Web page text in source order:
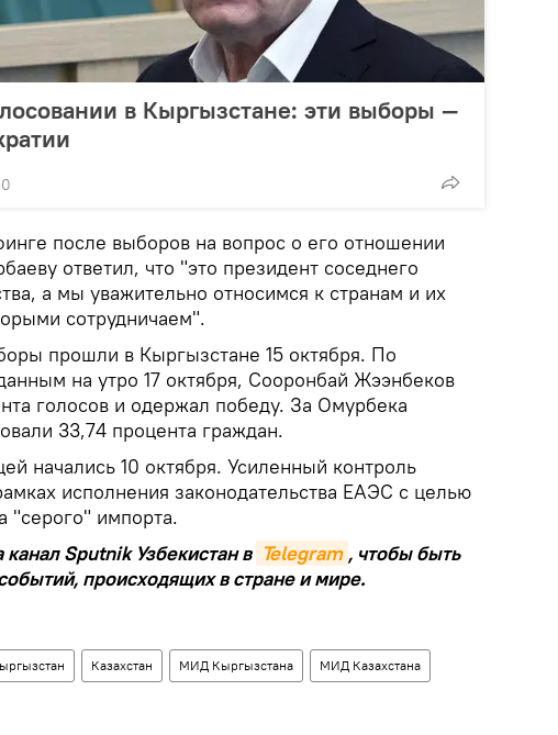
в Кыргызстане: эти выборы —
после выборов на вопрос о его отношении
ответил, что "это президент соседнего
а мы уважительно относимся к странам и их
сотрудничаем".
прошли в Кыргызстане 15 октября. По
на утро 17 октября, Сооронбай Жээнбеков
голосов и одержал победу. За Омурбека
33,74 процента граждан.
начались 10 октября. Усиленный контроль
исполнения законодательства ЕАЭС с целью
"серого" импорта.
Sputnik Узбекистан в Telegram , чтобы быть
происходящих в стране и мире.
Казахстан МИД Кыргызстана МИД Казахстана